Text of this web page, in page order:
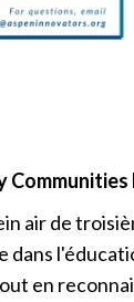
Communities
air de
dans
en